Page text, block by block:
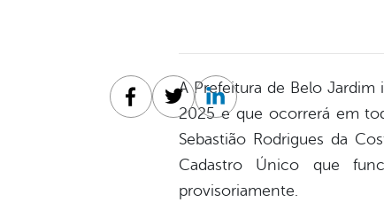
A Prefeitura de Belo
2025 e que ocorrerá em
Sebastião Rodrigues da
Cadastro Único que
provisoriamente.
Facebook
TwitterLinkedin